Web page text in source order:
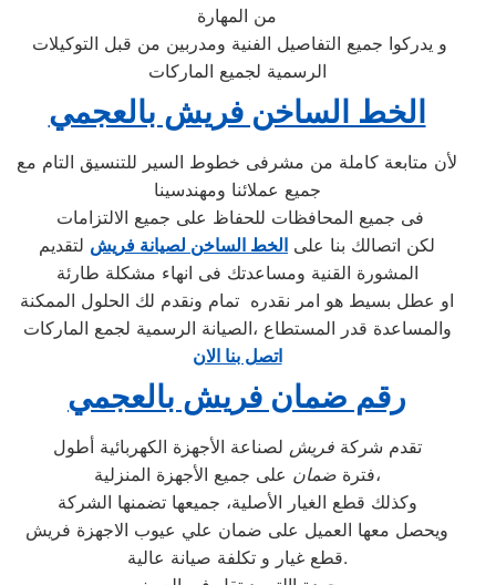
من المهارة
الرسمية لجميع الماركات
الخط الساخن فريش بالعجمي
لأن متابعة كاملة من مشرفى خطوط السير للتنسيق التام مع
جميع عملائنا ومهندسينا
فى جميع المحافظات للحفاظ على جميع الالتزامات
لكن اتصالك بنا على الخط الساخن لصيانة فريش لتقديم
المشورة القنية ومساعدتك فى انهاء مشكلة طارئة
او عطل بسيط هو امر نقدره تمام ونقدم لك الحلول الممكنة
والمساعدة قدر المستطاع ،الصيانة الرسمية لجمع الماركات
اتصل بنا الان
رقم ضمان فريش بالعجمي
تقدم شركةفريش لصناعة الأجهزة الكهربائية أطول
فترةضمان
على جميع الأجهزة المنزلية،
وكذلك قطع الغيار الأصلية، جميعها تضمنها الشركة
ويحصل معها العميل على ضمان علي عيوب الاجهزة فريش
قطع غيار و تكلفة صيانة عالية.